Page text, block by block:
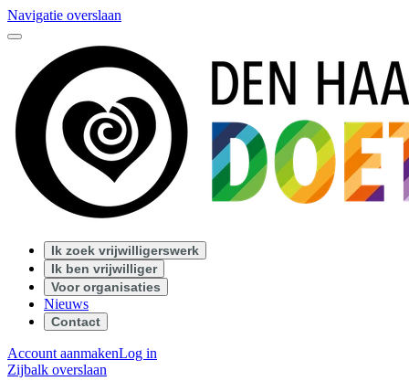
Navigatie overslaan
Ik zoek vrijwilligerswerk
Ik ben vrijwilliger
Voor organisaties
Nieuws
Contact
Account aanmakenLog in
Zijbalk overslaan